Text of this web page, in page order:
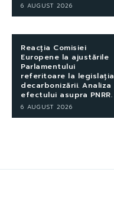
6 AUGUST 2026
Reacția Comisiei
Europene la ajustările
Parlamentului
referitoare la legislația
decarbonizării. Analiza
efectului asupra PNRR.
6 AUGUST 2026